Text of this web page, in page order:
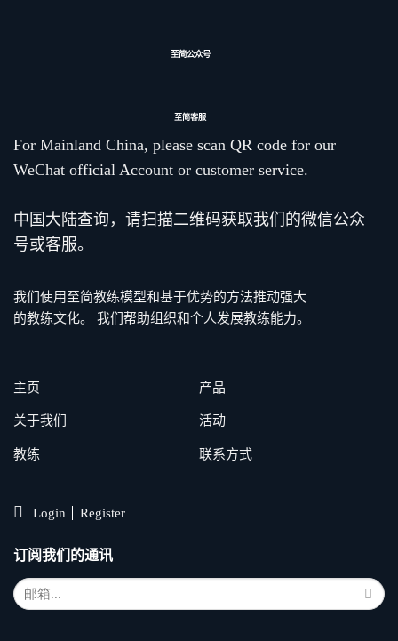
至简公众号
至简客服
For Mainland China, please scan QR code for our
WeChat official Account or customer service.
中国大陆查询，请扫描二维码获取我们的微信公众
号或客服。
我们使用至简教练模型和基于优势的方法推动强大
的教练文化。 我们帮助组织和个人发展教练能力。
主页
关于我们
教练
产品
活动
联系方式
Login Register
订阅我们的通讯